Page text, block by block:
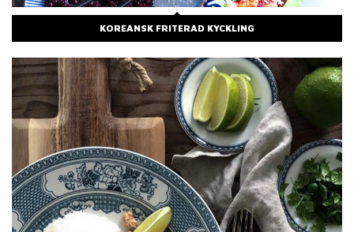
KOREANSK FRITERAD KYCKLING